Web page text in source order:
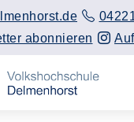
abonnieren